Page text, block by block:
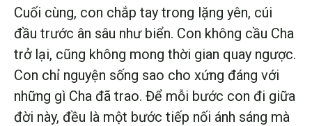
Cuối cùng, con chắp tay trong lặng yên, cúi
đầu trước ân sâu như biển. Con không cầu Cha
trở lại, cũng không mong thời gian quay ngược.
Con chỉ nguyện sống sao cho xứng đáng với
những gì Cha đã trao. Để mỗi bước con đi giữa
đời này, đều là một bước tiếp nối ánh sáng mà